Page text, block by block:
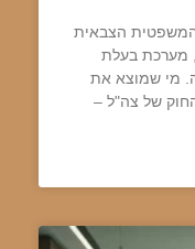
המשפטית הצבאית
מערכת בעלת
מי שמוצא את
של צה"ל –